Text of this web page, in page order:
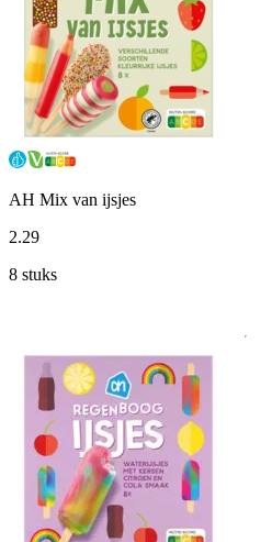
AH Mix van ijsjes
2.29
8 stuks